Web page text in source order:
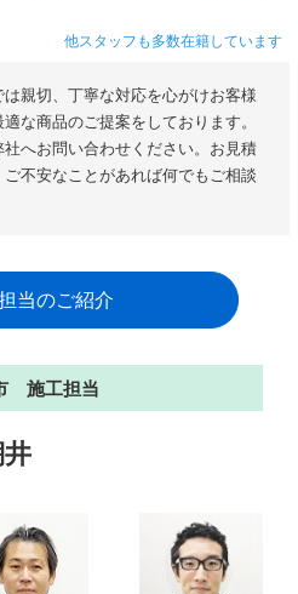
他スタッフも多数在籍しています
親切、丁寧な対応を心がけお客様
な商品のご提案をしております。
へお問い合わせください。お見積
不安なことがあれば何でもご相談
当のご紹介
施工担当